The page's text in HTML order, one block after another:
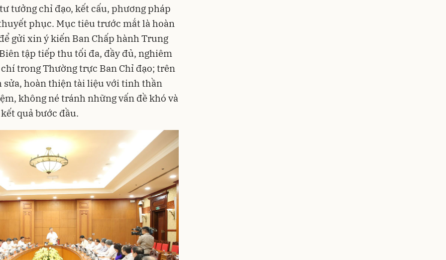
tưởng chỉ đạo, kết cấu, phương pháp
phục. Mục tiêu trước mắt là hoàn
gửi xin ý kiến Ban Chấp hành Trung
tập tiếp thu tối đa, đầy đủ, nghiêm
trong Thường trực Ban Chỉ đạo; trên
sửa, hoàn thiện tài liệu với tinh thần
không né tránh những vấn đề khó và
quả bước đầu.